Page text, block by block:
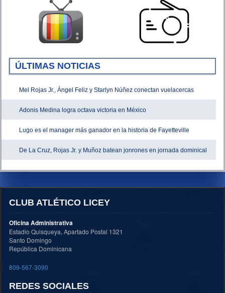
ÚLTIMAS NOTICIAS
Mel Rojas Jr., Ángel Feliz y Starlyn Núñez conectan vuelacercas
Adonis Medina logra octava victoria en México
Lugo es el manager más ganador en la historia de Fayetteville
De La Cruz, Rojas Jr. y Muñoz batean jonrones en jornada dominical
CLUB ATLÉTICO LICEY
Oficina Administrativa
Estadio Quisqueya, Apartado Postal 1321
Santo Domingo
República Dominicana
809-567-3090
REDES SOCIALES